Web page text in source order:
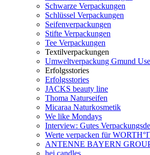
Schwarze Verpackungen
Schlüssel Verpackungen
Seifenverpackungen
Stifte Verpackungen
Tee Verpackungen
Textilverpackungen
Umweltverpackung Gmund
Erfolgsstories
Erfolgsstories
JACKS beauty line
Thoma Naturseifen
Micaraa Naturkosmetik
We like Mondays
Interview: Gutes
Werte verpacken für
ANTENNE BAYERN
hej candles